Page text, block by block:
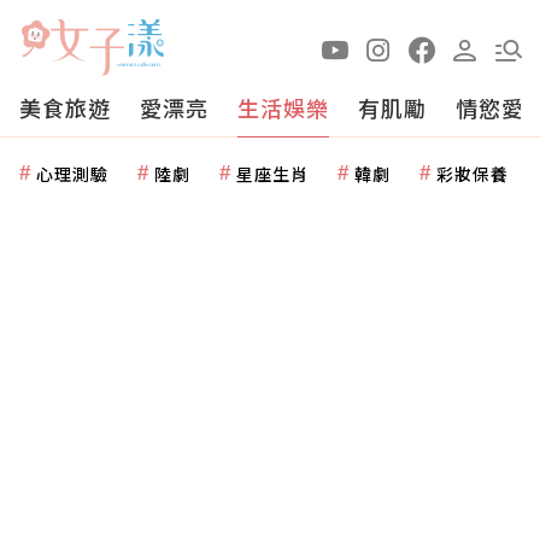
美食旅遊 愛漂亮 生活娛樂 有肌勵 情慾愛
心理測驗 陸劇 星座生肖 韓劇 彩妝保養